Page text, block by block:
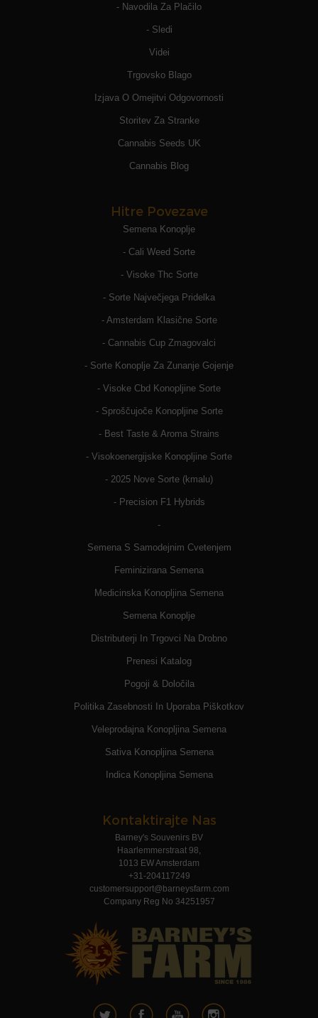
- Navodila Za Plačilo
- Sledi
Videi
Trgovsko Blago
Izjava O Omejitvi Odgovornosti
Storitev Za Stranke
Cannabis Seeds UK
Cannabis Blog
Hitre Povezave
Semena Konoplje
- Cali Weed Sorte
- Visoke Thc Sorte
- Sorte Največjega Pridelka
- Amsterdam Klasične Sorte
- Cannabis Cup Zmagovalci
- Sorte Konoplje Za Zunanje Gojenje
- Visoke Cbd Konopljine Sorte
- Sproščujoče Konopljine Sorte
- Best Taste & Aroma Strains
- Visokoenergijske Konopljine Sorte
- 2025 Nove Sorte (kmalu)
- Precision F1 Hybrids
-
Semena S Samodejnim Cvetenjem
Feminizirana Semena
Medicinska Konopljina Semena
Semena Konoplje
Distributerji In Trgovci Na Drobno
Prenesi Katalog
Pogoji & Določila
Politika Zasebnosti In Uporaba Piškotkov
Veleprodajna Konopljina Semena
Sativa Konopljina Semena
Indica Konopljina Semena
Kontaktirajte Nas
Barney's Souvenirs BV
Haarlemmerstraat 98,
1013 EW Amsterdam
+31-204117249
customersupport@barneysfarm.com
Company Reg No 34251957